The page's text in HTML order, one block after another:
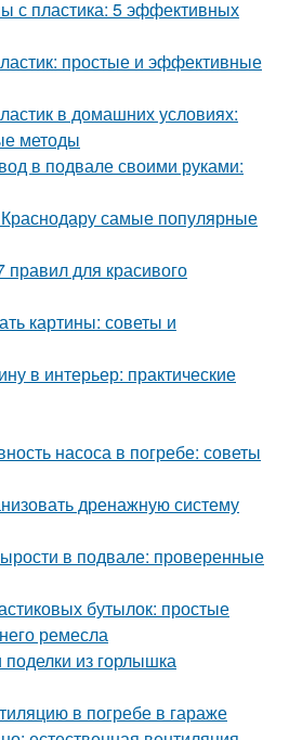
с пластика: 5 эффективных
простые и эффективные
в домашних условиях:
методы
в подвале своими руками:
Краснодару самые популярные
для красивого
картины: советы и
в интерьер: практические
насоса в погребе: советы
дренажную систему
в подвале: проверенные
бутылок: простые
ремесла
из горлышка
в погребе в гараже